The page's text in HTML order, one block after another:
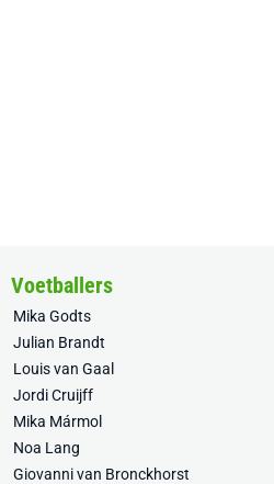
Voetballers
Mika Godts
Julian Brandt
Louis van Gaal
Jordi Cruijff
Mika Mármol
Noa Lang
Giovanni van Bronckhorst